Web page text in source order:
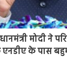
मोदी ने
के पास